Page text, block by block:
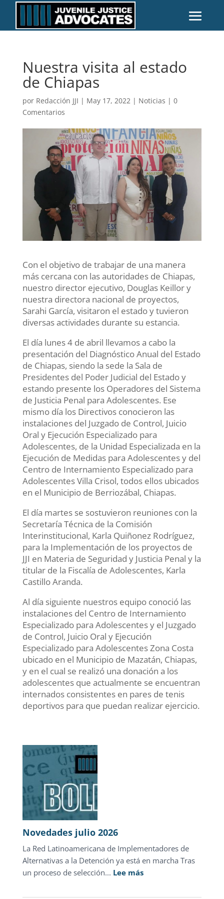
Nuestra visita al estado
de Chiapas
por Redacción JJI | May 17, 2022| Noticias | 0
Comentarios
Con el objetivo de trabajar de una manera
más cercana con las autoridades de Chiapas,
nuestro director ejecutivo, Douglas Keillor y
nuestra directora nacional de proyectos,
Sarahi García, visitaron el estado y tuvieron
diversas actividades durante su estancia.
El día lunes 4 de abril llevamos a cabo la
presentación del Diagnóstico Anual del Estado
de Chiapas, siendo la sede la Sala de
Presidentes del Poder Judicial del Estado y
estando presente los Operadores del Sistema
de Justicia Penal para Adolescentes. Ese
mismo día los Directivos conocieron las
instalaciones del Juzgado de Control, Juicio
Oral y Ejecución Especializado para
Adolescentes, de la Unidad Especializada en la
Ejecución de Medidas para Adolescentes y del
Centro de Internamiento Especializado para
Adolescentes Villa Crisol, todos ellos ubicados
en el Municipio de Berriozábal, Chiapas.
El día martes se sostuvieron reuniones con la
Secretaría Técnica de la Comisión
Interinstitucional, Karla Quiñonez Rodríguez,
para la Implementación de los proyectos de
JJI en Materia de Seguridad y Justicia Penal y la
titular de la Fiscalía de Adolescentes, Karla
Castillo Aranda.
Al día siguiente nuestros equipo conoció las
instalaciones del Centro de Internamiento
Especializado para Adolescentes y el Juzgado
de Control, Juicio Oral y Ejecución
Especializado para Adolescentes Zona Costa
ubicado en el Municipio de Mazatán, Chiapas,
y en el cual se realizó una donación a los
adolescentes que actualmente se encuentran
internados consistentes en pares de tenis
deportivos para que puedan realizar ejercicio.
Novedades julio 2026
La Red Latinoamericana de Implementadores de
Alternativas a la Detención ya está en marcha Tras
un proceso de selección... Lee más:
julio